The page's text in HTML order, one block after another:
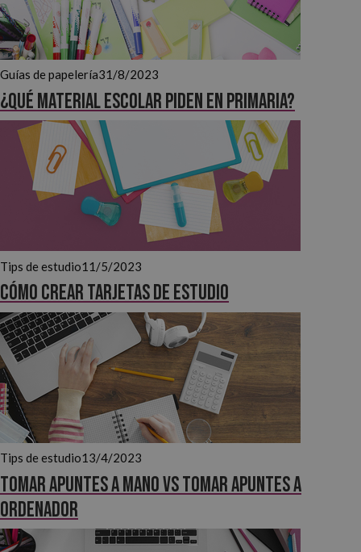
Guías de papelería31/8/2023
¿Qué material escolar piden en primaria?
Tips de estudio11/5/2023
Cómo crear tarjetas de estudio
Tips de estudio13/4/2023
Tomar apuntes a mano VS tomar apuntes a
ordenador